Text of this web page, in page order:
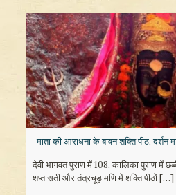
माता की आराधना के बावन शक्ति पीठ, दर्शन
देवी भागवत पुराण में 108, कालिका पुराण में
शप्त सती और तंत्रचूड़ामणि में शक्ति पीठों[…]